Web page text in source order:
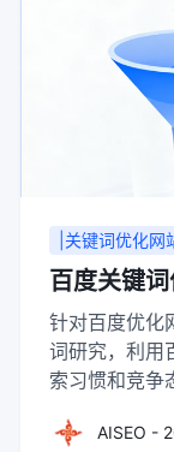
|关键词优化网
百度关键
针对百度优化
词研究，利用
索习惯和竞争
键词，确保
AISEO -